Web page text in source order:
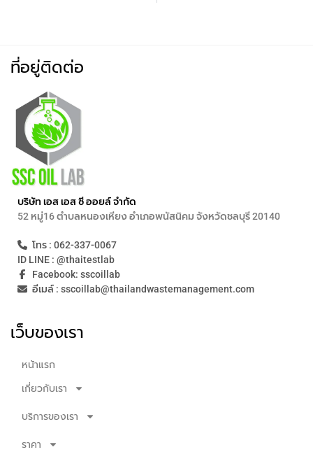
ที่อยู่ติดต่อ
บริษัท เอส เอส ซี ออยล์ จำกัด
52 หมู่16 ตำบลหนองเหียง อำเภอพนัสนิคม จังหวัดชลบุรี 20140
โทร : 062-337-0067
ID LINE : @thaitestlab
Facebook: sscoillab
อีเมล์ : sscoillab@thailandwastemanagement.com
เว็บของเรา
หน้าแรก
เกี่ยวกับเรา
บริการของเรา
ราคา